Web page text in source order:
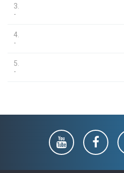
3.
-
4.
-
5.
-